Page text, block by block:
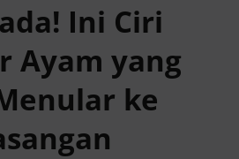
Ini Ciri
Ayam yang
ke